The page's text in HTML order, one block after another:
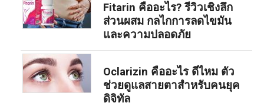
Fitarin คืออะไร? รีวิวเชิงลึก
ส่วนผสม กลไกการลดไขมัน
และความปลอดภัย
Oclarizin คืออะไร ดีไหม ตัว
ช่วยดูแลสายตาสำหรับคนยุค
ดิจิทัล